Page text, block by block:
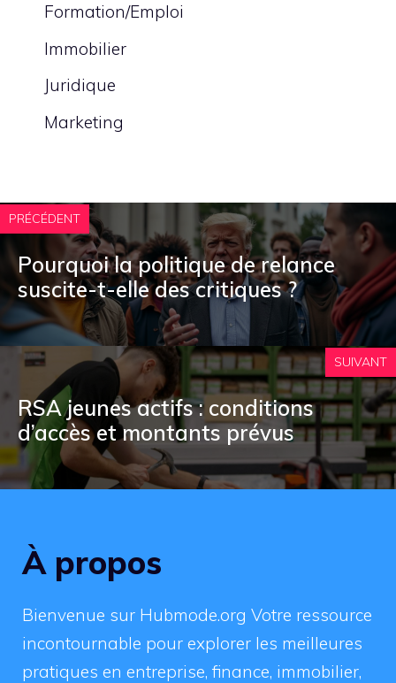
Formation/Emploi
Immobilier
Juridique
Marketing
PRÉCÉDENT
Pourquoi la politique de relance
suscite-t-elle des critiques ?
SUIVANT
RSA jeunes actifs : conditions
d’accès et montants prévus
À propos
Bienvenue sur Hubmode.org Votre ressource
incontournable pour explorer les meilleures
pratiques en entreprise, finance, immobilier,